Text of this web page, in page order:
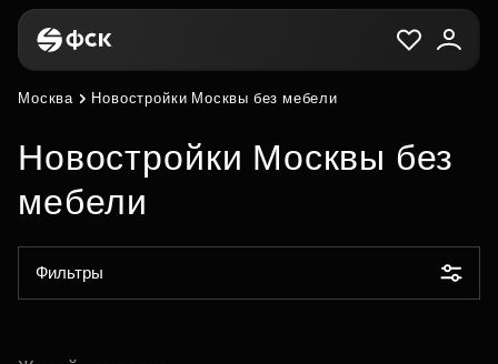
Москва Новостройки Москвы без мебели
Новостройки Москвы без
мебели
Фильтры